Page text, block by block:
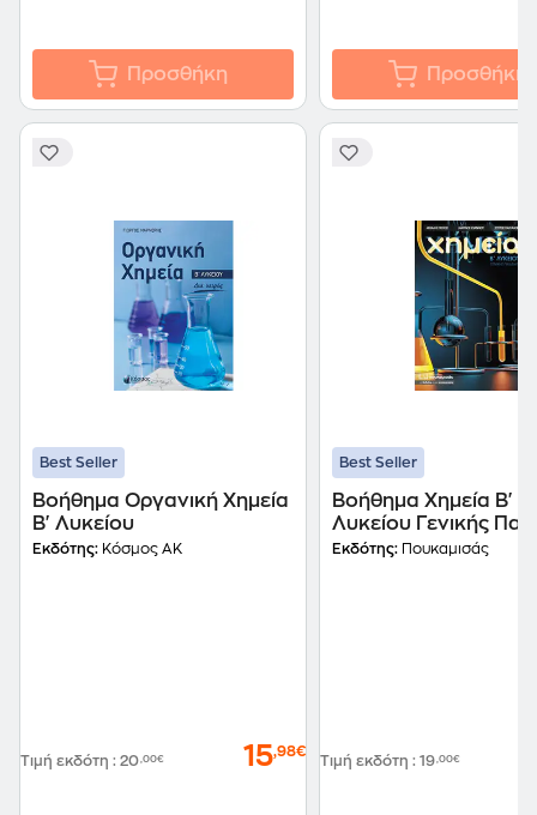
Προσθήκη Προσθήκη
Best Seller
Βοήθημα Οργανική Χημεία
Β' Λυκείου
Εκδότης: Κόσμος ΑΚ
Τιμή εκδότη : 20,00€ 15,98€
Best Seller
Βοήθημα Χημεία Β'
Λυκείου Γενικής
Εκδότης: Πουκαμισάς
Τιμή εκδότη : 19,00€